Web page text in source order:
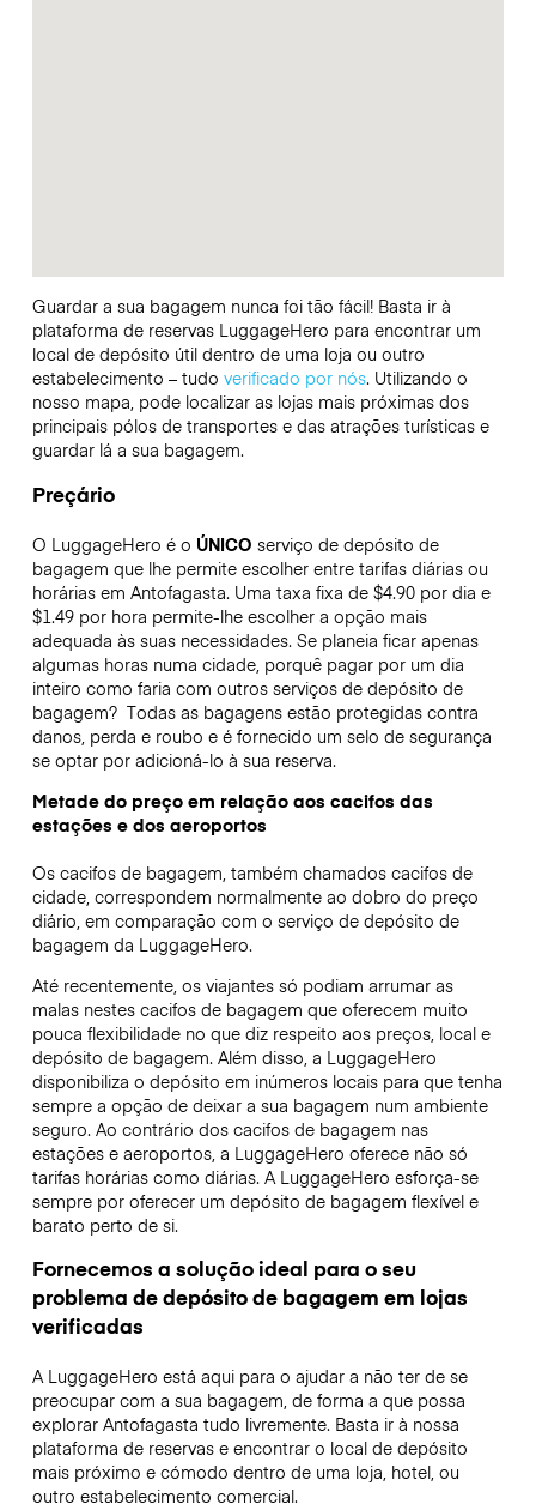
Guardar a sua bagagem nunca foi tão fácil! Basta ir à
plataforma de reservas LuggageHero para encontrar um
local de depósito útil dentro de uma loja ou outro
estabelecimento – tudo verificado por nós. Utilizando o
nosso mapa, pode localizar as lojas mais próximas dos
principais pólos de transportes e das atrações turísticas e
guardar lá a sua bagagem.
Preçário
O LuggageHero é o ÚNICO serviço de depósito de
bagagem que lhe permite escolher entre tarifas diárias ou
horárias em Antofagasta. Uma taxa fixa de $4.90 por dia e
$1.49 por hora permite-lhe escolher a opção mais
adequada às suas necessidades. Se planeia ficar apenas
algumas horas numa cidade, porquê pagar por um dia
inteiro como faria com outros serviços de depósito de
bagagem? Todas as bagagens estão protegidas contra
danos, perda e roubo e é fornecido um selo de segurança
se optar por adicioná-lo à sua reserva.
Metade do preço em relação aos cacifos das
estações e dos aeroportos
Os cacifos de bagagem, também chamados cacifos de
cidade, correspondem normalmente ao dobro do preço
diário, em comparação com o serviço de depósito de
bagagem da LuggageHero.
Até recentemente, os viajantes só podiam arrumar as
malas nestes cacifos de bagagem que oferecem muito
pouca flexibilidade no que diz respeito aos preços, local e
depósito de bagagem. Além disso, a LuggageHero
disponibiliza o depósito em inúmeros locais para que tenha
sempre a opção de deixar a sua bagagem num ambiente
seguro. Ao contrário dos cacifos de bagagem nas
estações e aeroportos, a LuggageHero oferece não só
tarifas horárias como diárias. A LuggageHero esforça-se
sempre por oferecer um depósito de bagagem flexível e
barato perto de si.
Fornecemos a solução ideal para o seu
problema de depósito de bagagem em lojas
verificadas
A LuggageHero está aqui para o ajudar a não ter de se
preocupar com a sua bagagem, de forma a que possa
explorar Antofagasta tudo livremente. Basta ir à nossa
plataforma de reservas e encontrar o local de depósito
mais próximo e cómodo dentro de uma loja, hotel, ou
outro estabelecimento comercial.